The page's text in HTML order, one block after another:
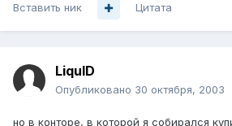
Вставить ник Цитата
LiquID
Опубликовано 30 октября, 2003
но в конторе, в которой я собирался